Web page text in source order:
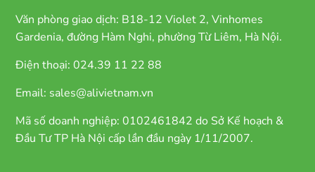
Văn phòng giao dịch: B18-12 Violet 2, Vinhomes
Gardenia, đường Hàm Nghi, phường Từ Liêm, Hà Nội.
Điện thoại: 024.39 11 22 88
Email: sales@alivietnam.vn
Mã số doanh nghiệp: 0102461842 do Sở Kế hoạch &
Đầu Tư TP Hà Nội cấp lần đầu ngày 1/11/2007.